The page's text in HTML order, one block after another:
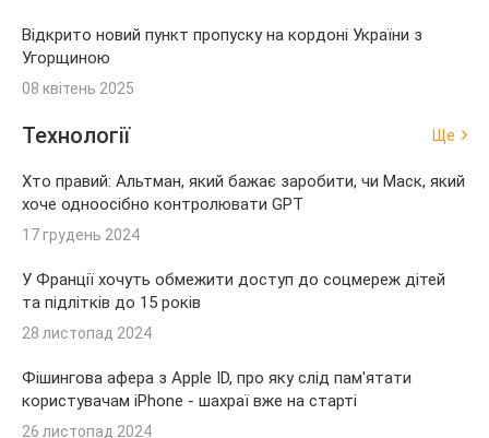
Відкрито новий пункт пропуску на кордоні України з
Угорщиною
08 квітень 2025
Технології Ще
Хто правий: Альтман, який бажає заробити, чи Маск, який
хоче одноосібно контролювати GPT
17 грудень 2024
У Франції хочуть обмежити доступ до соцмереж дітей
та підлітків до 15 років
28 листопад 2024
Фішингова афера з Apple ID, про яку слід пам'ятати
користувачам iPhone - шахраї вже на старті
26 листопад 2024